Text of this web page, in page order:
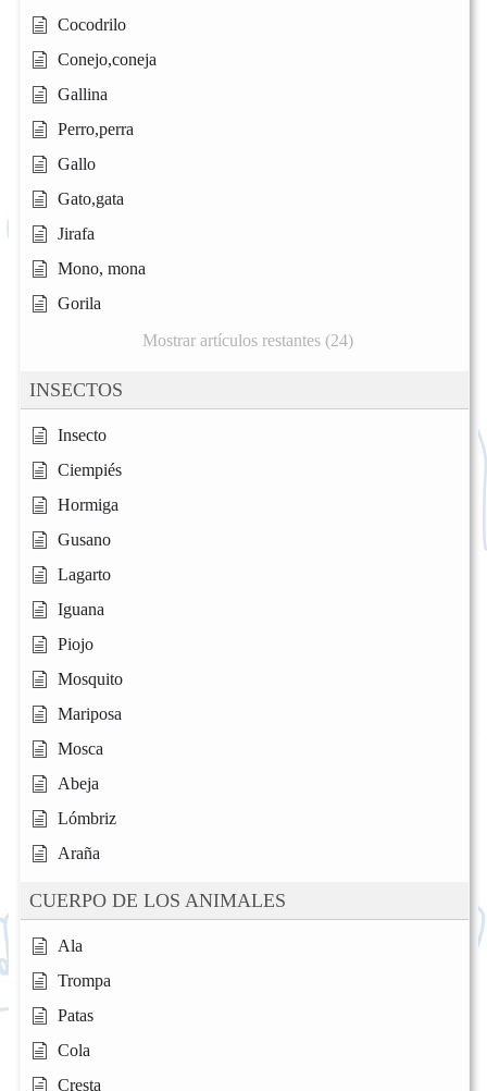
Cocodrilo
Conejo,coneja
Gallina
Perro,perra
Gallo
Gato,gata
Jirafa
Mono, mona
Gorila
Mostrar artículos restantes (24)
INSECTOS
Insecto
Ciempiés
Hormiga
Gusano
Lagarto
Iguana
Piojo
Mosquito
Mariposa
Mosca
Abeja
Lómbriz
Araña
CUERPO DE LOS ANIMALES
Ala
Trompa
Patas
Cola
Cresta